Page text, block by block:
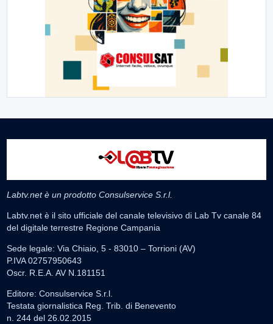
Labtv.net è un prodotto Consulservice S.r.l.
Labtv.net è il sito ufficiale del canale televisivo di Lab Tv canale 84
del digitale terrestre Regione Campania
Sede legale: Via Chiaio, 5 - 83010 – Torrioni (AV)
P.IVA 02757950643
Oscr. R.E.A. AV N.181151
Editore: Consulservice S.r.l.
Testata giornalistica Reg. Trib. di Benevento
n. 244 del 26.02.2015